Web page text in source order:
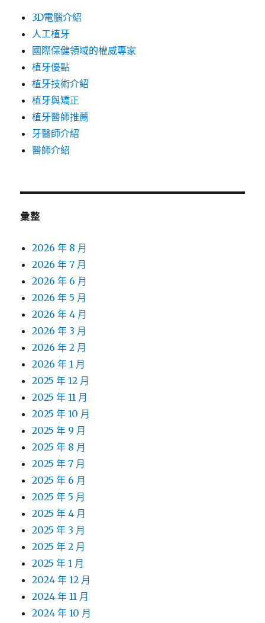
3D電腦介紹
人工植牙
國際保健領域的權威專家
植牙優點
植牙技術介紹
植牙與矯正
植牙醫師推薦
牙醫師介紹
醫師介紹
彙整
2026 年 8 月
2026 年 7 月
2026 年 6 月
2026 年 5 月
2026 年 4 月
2026 年 3 月
2026 年 2 月
2026 年 1 月
2025 年 12 月
2025 年 11 月
2025 年 10 月
2025 年 9 月
2025 年 8 月
2025 年 7 月
2025 年 6 月
2025 年 5 月
2025 年 4 月
2025 年 3 月
2025 年 2 月
2025 年 1 月
2024 年 12 月
2024 年 11 月
2024 年 10 月